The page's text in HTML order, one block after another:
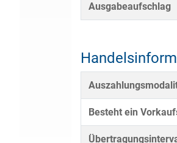
Ausgabeaufschlag
Besteht ein